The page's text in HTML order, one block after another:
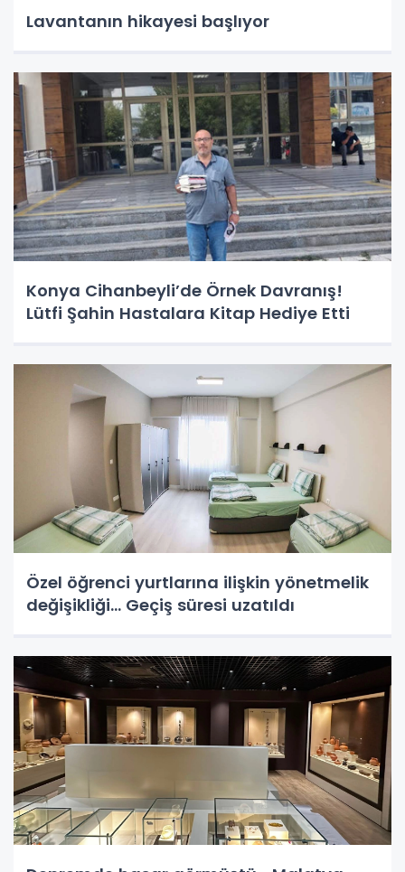
Lavantanın hikayesi başlıyor
Konya Cihanbeyli’de Örnek Davranış!
Lütfi Şahin Hastalara Kitap Hediye Etti
Özel öğrenci yurtlarına ilişkin yönetmelik
değişikliği... Geçiş süresi uzatıldı